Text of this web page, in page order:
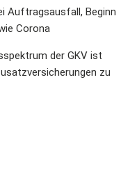
Auftragsausfall, Beginn
Corona
der GKV ist
zu